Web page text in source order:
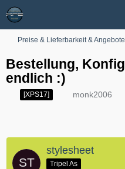
Preise & Lieferbarkeit & Angebote
Bestellung,
endlich :)
[XPS17] monk2006
stylesheet
Tripel As